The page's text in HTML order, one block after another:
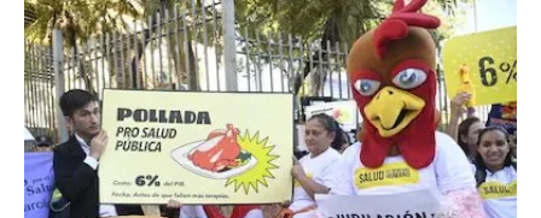
News Week
Magazine PRO